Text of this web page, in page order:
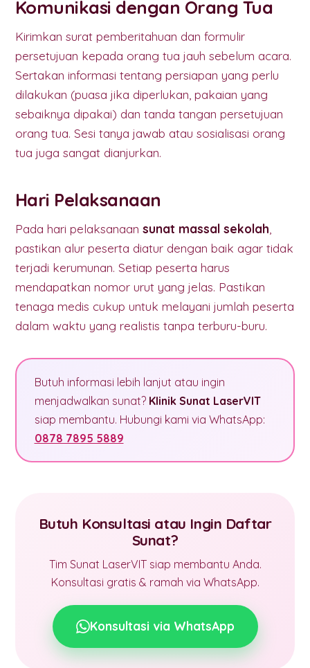
Komunikasi dengan Orang Tua
Kirimkan surat pemberitahuan dan formulir
persetujuan kepada orang tua jauh sebelum acara.
Sertakan informasi tentang persiapan yang perlu
dilakukan (puasa jika diperlukan, pakaian yang
sebaiknya dipakai) dan tanda tangan persetujuan
orang tua. Sesi tanya jawab atau sosialisasi orang
tua juga sangat dianjurkan.
Hari Pelaksanaan
Pada hari pelaksanaan sunat massal sekolah
pastikan alur peserta diatur dengan baik agar tidak
terjadi kerumunan. Setiap peserta harus
mendapatkan nomor urut yang jelas. Pastikan
tenaga medis cukup untuk melayani jumlah peserta
dalam waktu yang realistis tanpa terburu-buru.
Butuh informasi lebih lanjut atau ingin
menjadwalkan sunat? Klinik Sunat LaserVIT
siap membantu. Hubungi kami via WhatsApp:
0878 7895 5889
Butuh Konsultasi atau Ingin Daftar
Sunat?
Tim Sunat LaserVIT siap membantu Anda.
Konsultasi gratis & ramah via WhatsApp.
Konsultasi via WhatsApp